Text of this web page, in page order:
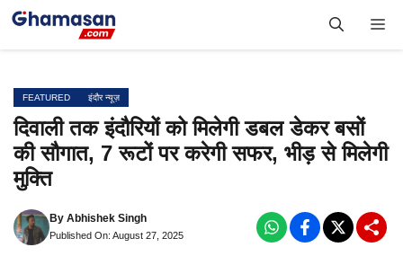
Skip
FEATURED इंदौर न्यूज़
दिवाली तक इंदौरियों को मिलेगी डबल डेकर बसों
की सौगात, 7 रूटों पर करेगी सफर, भीड़ से मिलेगी
मुक्ति
By Abhishek Singh
Published On: August 27, 2025